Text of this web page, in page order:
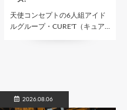
天使コンセプトの6人組アイド
ルグループ・CURE'T（キュア…
2026.08.06